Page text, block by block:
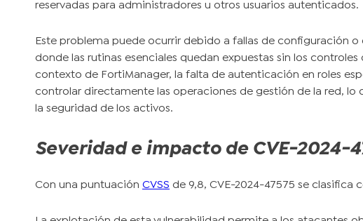
reservadas para administradores u otros usuarios autenticados.
Este problema puede ocurrir debido a fallas de configuración o
donde las rutinas esenciales quedan expuestas sin los controles
contexto de FortiManager, la falta de autenticación en roles
controlar directamente las operaciones de gestión de la red, lo
la seguridad de los activos.
Severidad e impacto de CVE-2024-
Con una puntuación CVSS de 9,8, CVE-2024-47575 se clasifica